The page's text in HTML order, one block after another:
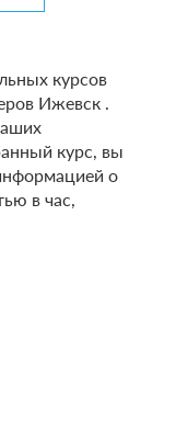
курсов
Ижевск .
курс, вы
о
в час,